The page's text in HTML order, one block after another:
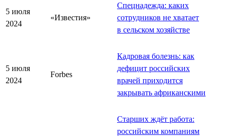
5 июля
2024
«Известия»
Спецнадежда: каких
сотрудников не хватает
в сельском хозяйстве
5 июля
2024
Forbes
Кадровая болезнь: как
дефицит российских
врачей приходится
закрывать африканскими
Старших ждёт работа:
российским компаниям